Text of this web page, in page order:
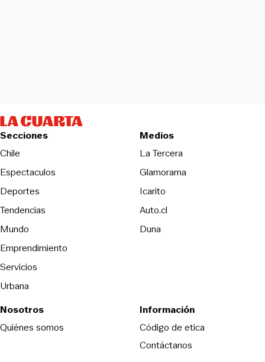
Secciones
Chile
Espectaculos
Deportes
Tendencias
Mundo
Emprendimiento
Servicios
Urbana
Medios
La TerceraOpens in new
Glamorama
Icarito
Auto.cl
DunaOpens in new window
Nosotros
Quiénes somos
Información
Código de eticaOpens in new
Contáctanos